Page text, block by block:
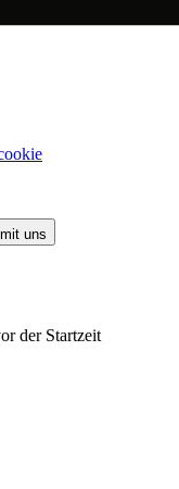
uns
der Startzeit